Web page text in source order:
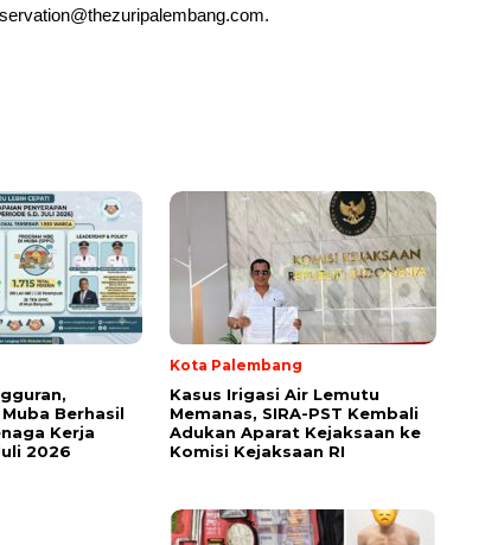
Berhasil
Kerja
2026
Kota Palembang
Kasus Irigasi Air Lemutu
Memanas, SIRA-PST Kembali
Adukan Aparat Kejaksaan ke
Komisi Kejaksaan RI